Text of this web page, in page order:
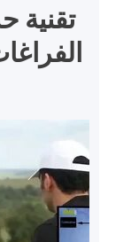
تقنية